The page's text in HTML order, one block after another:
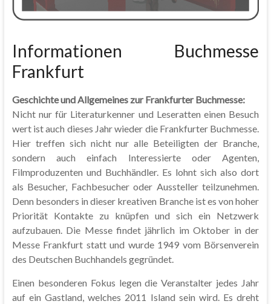
Informationen Buchmesse
Frankfurt
Geschichte und Allgemeines zur Frankfurter Buchmesse:
Nicht nur für Literaturkenner und Leseratten einen Besuch
wert ist auch dieses Jahr wieder die Frankfurter Buchmesse.
Hier treffen sich nicht nur alle Beteiligten der Branche,
sondern auch einfach Interessierte oder Agenten,
Filmproduzenten und Buchhändler. Es lohnt sich also dort
als Besucher, Fachbesucher oder Aussteller teilzunehmen.
Denn besonders in dieser kreativen Branche ist es von hoher
Priorität Kontakte zu knüpfen und sich ein Netzwerk
aufzubauen. Die Messe findet jährlich im Oktober in der
Messe Frankfurt statt und wurde 1949 vom Börsenverein
des Deutschen Buchhandels gegründet.
Einen besonderen Fokus legen die Veranstalter jedes Jahr
auf ein Gastland, welches 2011 Island sein wird. Es dreht